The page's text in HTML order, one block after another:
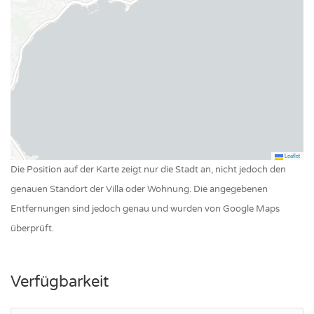
Leaflet
Die Position auf der Karte zeigt nur die Stadt an, nicht jedoch den
genauen Standort der Villa oder Wohnung. Die angegebenen
Entfernungen sind jedoch genau und wurden von Google Maps
überprüft.
Verfügbarkeit